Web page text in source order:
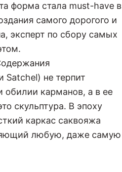
форма стала must-have в
самого дорогого и
эксперт по сбору самых
Satchel) не терпит
обилии карманов, а в ее
скульптура. В эпоху
каркас саквояжа
любую, даже самую